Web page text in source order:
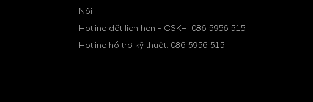
Nội
Hotline đặt lịch hẹn - CSKH: 086 5956 515
Hotline hỗ trợ kỹ thuật: 086 5956 515